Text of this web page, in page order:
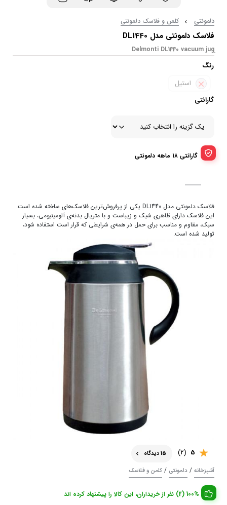
دلمونتی کلمن و فلاسک دلمونتی
فلاسک دلمونتی مدل DL1440
رنگ
استیل
گارانتی
گارانتی ۱۸ ماهه دلمونتی
فلاسک دلمونتی مدل DL1440 یکی از پرفروش‌ترین فلاسک‌های ساخته شده است.
این فلاسک دارای ظاهری شیک و زیباست و با متریال بدنه‌ی آلومینیومی، بسیار
سبک، مقاوم و مناسب برای حمل در همه‌ی شرایطی که قرار است استفاده شود،
تولید شده است.
5
(2)
15 دیدگاه
آشپزخانه / دلمونتی / کلمن و فلاسک
100% (2) نفر از خریداران، این کالا را پیشنهاد کرده اند